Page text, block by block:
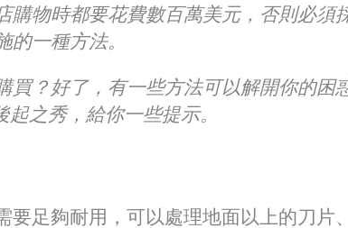
購物時都要花費數百萬美元，否則必須
一種方法。
買？好了，有一些方法可以解開你的困
之秀，給你一些提示。
要足夠耐用，可以處理地面以上的刀片